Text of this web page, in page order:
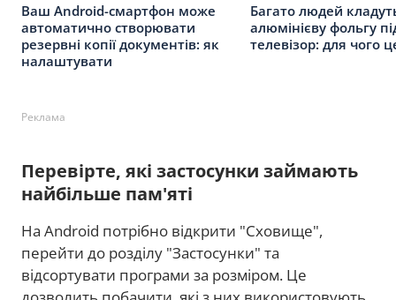
Ваш Android-смартфон може
автоматично створювати
резервні копії документів: як
налаштувати
Багато людей
алюмінієву фольгу
телевізор: для чого
Реклама
Перевірте, які застосунки займають
найбільше пам'яті
На Android потрібно відкрити "Сховище",
перейти до розділу "Застосунки" та
відсортувати програми за розміром. Це